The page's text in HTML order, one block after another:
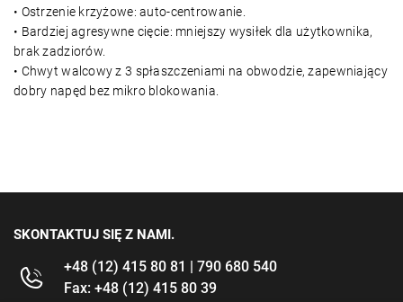
• Ostrzenie krzyżowe: auto-centrowanie.
• Bardziej agresywne cięcie: mniejszy wysiłek dla użytkownika,
brak zadziorów.
• Chwyt walcowy z 3 spłaszczeniami na obwodzie, zapewniający
dobry napęd bez mikro blokowania.
SKONTAKTUJ SIĘ Z NAMI.
+48 (12) 415 80 81 | 790 680 540
Fax: +48 (12) 415 80 39